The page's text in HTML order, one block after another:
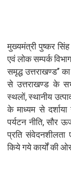
मुख्यमंत्री पुष्कर
एवं लोक सम्पर्क
समृद्ध उत्तराखण्ड’’
से उत्तराखण्ड के
स्थलों, स्थानीय
के माध्यम से
पर्यटन नीति, सौर
प्रति संवेदनशीलता
किये गये कार्यों की